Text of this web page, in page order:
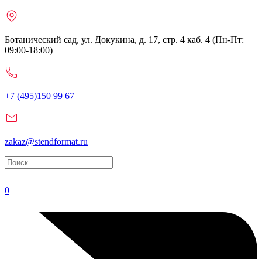
Ботанический сад, ул. Докукина, д. 17, стр. 4 каб. 4 (Пн-Пт:
09:00-18:00)
+7 (495)150 99 67
zakaz@stendformat.ru
0